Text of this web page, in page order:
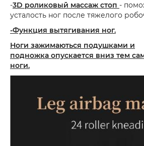
-3D роликовый массаж стоп -
усталость ног после тяжелого
-Функция вытягивания ног.
Ноги зажимаються подушками и
подножка опускается вниз тем
ноги.